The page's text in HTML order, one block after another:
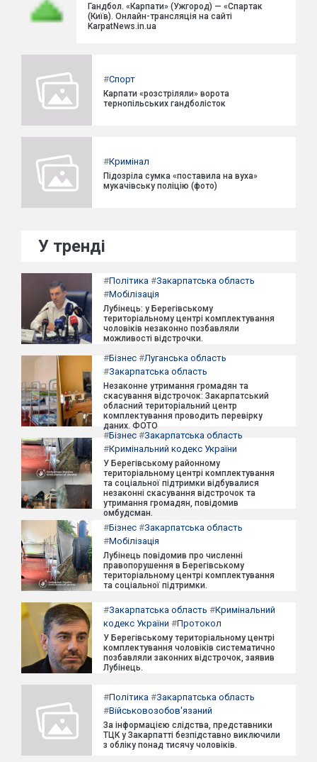
Гандбол. «Карпати» (Ужгород) — «Спартак
(Київ). Онлайн-трансляція на сайті
KarpatNews.in.ua
#Спорт
Карпати «розстріляли» ворота
тернопільських гандболісток
#Кримінал
Підозріла сумка «поставила на вуха»
мукачівську поліцію (фото)
У тренді
#Політика #Закарпатська область
#Мобілізація
Лубінець: у Берегівському
територіальному центрі комплектування
чоловіків незаконно позбавляли
можливості відстрочки.
#Бізнес #Луганська область
#Закарпатська область
Незаконне утримання громадян та
скасування відстрочок: Закарпатський
обласний територіальний центр
комплектування проводить перевірку
даних. ФОТО
#Бізнес #Закарпатська область
#Кримінальний кодекс України
У Берегівському районному
територіальному центрі комплектування
та соціальної підтримки відбувалися
незаконні скасування відстрочок та
утримання громадян, повідомив
омбудсман.
#Бізнес #Закарпатська область
#Мобілізація
Лубінець повідомив про численні
правопорушення в Берегівському
територіальному центрі комплектування
та соціальної підтримки.
#Закарпатська область #Кримінальний
кодекс України #Протокол
У Берегівському територіальному центрі
комплектування чоловіків систематично
позбавляли законних відстрочок, заявив
Лубінець.
#Політика #Закарпатська область
#Військовозобов'язаний
За інформацією слідства, представники
ТЦК у Закарпатті безпідставно виключили
з обліку понад тисячу чоловіків.